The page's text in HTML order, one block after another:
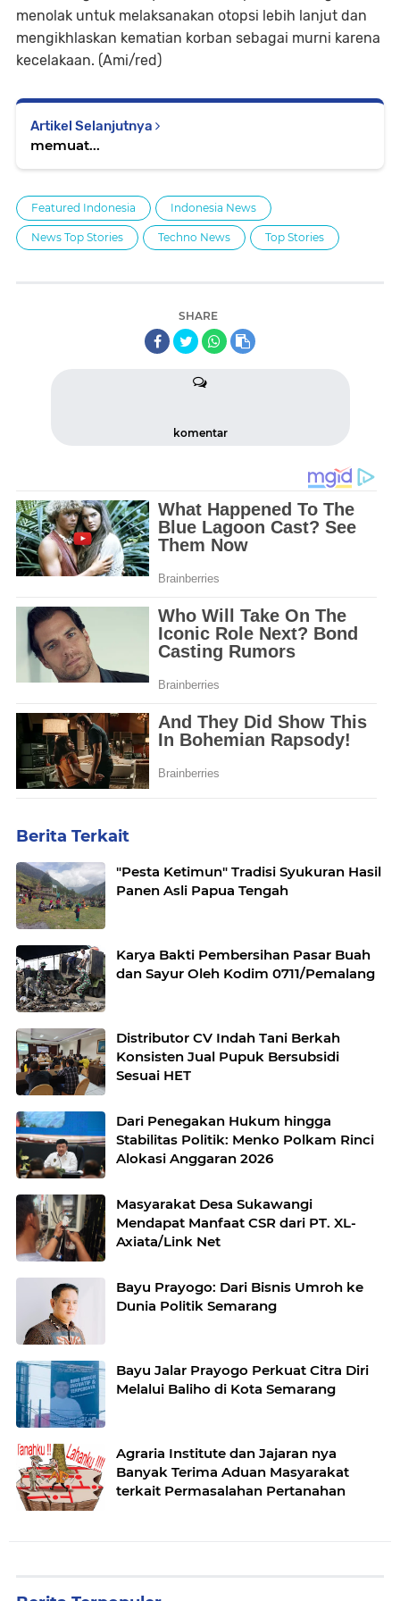
menolak untuk melaksanakan otopsi lebih lanjut dan
mengikhlaskan kematian korban sebagai murni karena
kecelakaan. (Ami/red)
Artikel Selanjutnya
memuat...
Featured Indonesia Indonesia News
News Top Stories Techno News Top Stories
SHARE
komentar
Berita Terkait
"Pesta Ketimun" Tradisi Syukuran Hasil
Panen Asli Papua Tengah
Karya Bakti Pembersihan Pasar Buah
dan Sayur Oleh Kodim 0711/Pemalang
Distributor CV Indah Tani Berkah
Konsisten Jual Pupuk Bersubsidi
Sesuai HET
Dari Penegakan Hukum hingga
Stabilitas Politik: Menko Polkam Rinci
Alokasi Anggaran 2026
Masyarakat Desa Sukawangi
Mendapat Manfaat CSR dari PT. XL-
Axiata/Link Net
Bayu Prayogo: Dari Bisnis Umroh ke
Dunia Politik Semarang
Bayu Jalar Prayogo Perkuat Citra Diri
Melalui Baliho di Kota Semarang
Agraria Institute dan Jajaran nya
Banyak Terima Aduan Masyarakat
terkait Permasalahan Pertanahan